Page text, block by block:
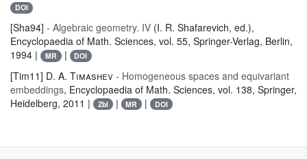
DOI
[Sha94] - Algebraic geometry. IV (I. R. Shafarevich, ed.),
Encyclopaedia of Math. Sciences, vol. 55, Springer-Verlag, Berlin,
1994 |
MR | DOI
[Tim11] D. A. Timashev - Homogeneous spaces and equivariant
embeddings, Encyclopaedia of Math. Sciences, vol. 138, Springer,
Heidelberg, 2011 |
Zbl | MR | DOI